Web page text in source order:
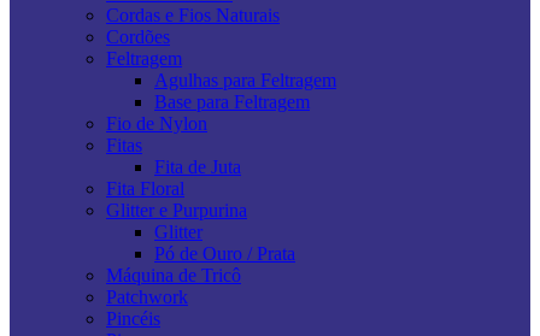
Cordas e Fios Naturais
Cordões
Feltragem
Agulhas para Feltragem
Base para Feltragem
Fio de Nylon
Fitas
Fita de Juta
Fita Floral
Glitter e Purpurina
Glitter
Pó de Ouro / Prata
Máquina de Tricô
Patchwork
Pincéis